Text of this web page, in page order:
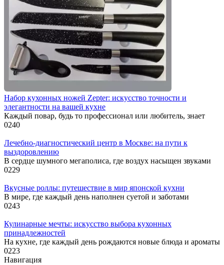
Набор кухонных ножей Zepter: искусство точности и
элегантности на вашей кухне
Каждый повар, будь то профессионал или любитель, знает
0240
Лечебно-диагностический центр в Москве: на пути к
выздоровлению
В сердце шумного мегаполиса, где воздух насыщен звуками
0229
Вкусные роллы: путешествие в мир японской кухни
В мире, где каждый день наполнен суетой и заботами
0243
Кулинарные мечты: искусство выбора кухонных
принадлежностей
На кухне, где каждый день рождаются новые блюда и ароматы
0223
Навигация